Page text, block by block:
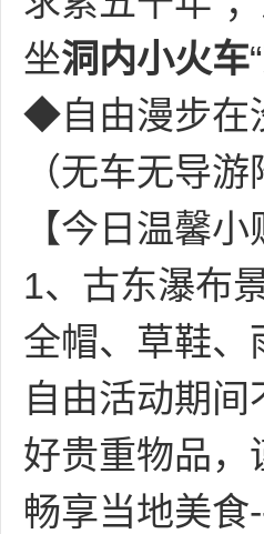
坐洞内小火车
◆自由漫步在
（无车无导
【今日温馨小
1、 古东瀑布
全帽、草鞋、
自由活动期
好贵重物品，
畅享当地美食